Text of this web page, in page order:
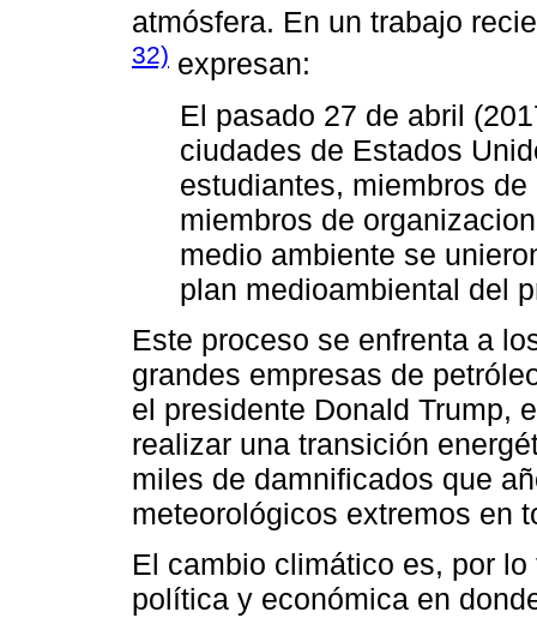
atmósfera. En un trabajo
32) expresan:
El pasado 27 de abril
ciudades de Estados
estudiantes, miembros
miembros de
medio ambiente se
plan medioambiental del
Este proceso se enfrenta a
grandes empresas de
el presidente Donald Trump,
realizar una transición
miles de damnificados que
meteorológicos extremos en
El cambio climático es, por
política y económica en